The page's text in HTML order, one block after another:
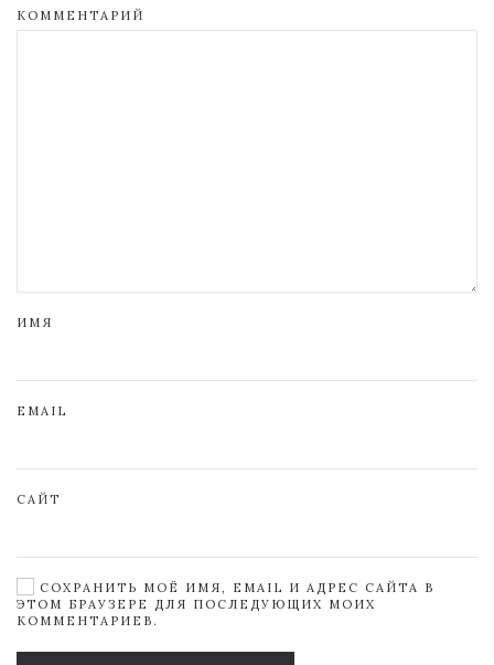
КОММЕНТАРИЙ
ИМЯ
EMAIL
САЙТ
СОХРАНИТЬ МОЁ ИМЯ, EMAIL И АДРЕС САЙТА В
ЭТОМ БРАУЗЕРЕ ДЛЯ ПОСЛЕДУЮЩИХ МОИХ
КОММЕНТАРИЕВ.